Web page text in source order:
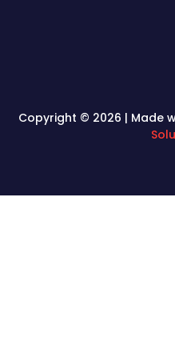
Copyright © 2026 | Made